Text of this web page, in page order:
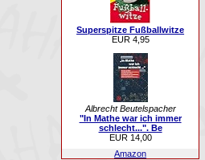
Superspitze Fußballwitze
EUR 4,95
Albrecht Beutelspacher
"In Mathe war ich immer
schlecht...". Be
EUR 14,00
Amazon